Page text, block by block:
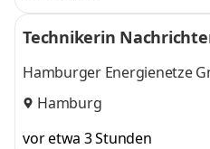
Hamburger Energienetze
Hamburg
vor etwa 3 Stunden